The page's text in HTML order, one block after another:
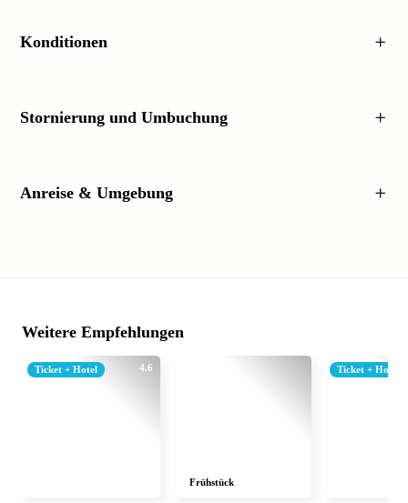
Konditionen
Stornierung und Umbuchung
Anreise & Umgebung
Weitere Empfehlungen
4.6
Ticket + Hotel
Frühstück
Ticket + Hotel